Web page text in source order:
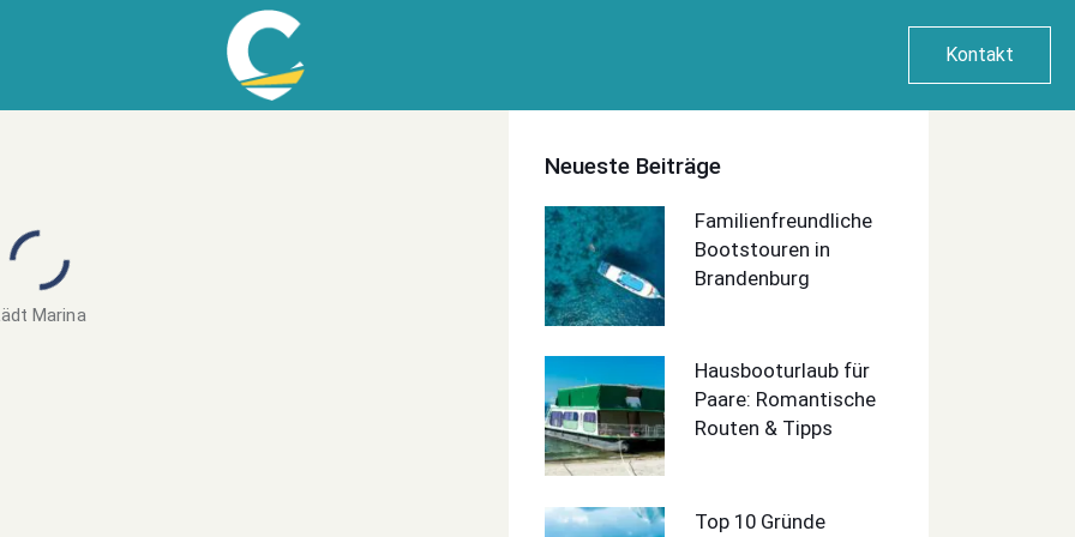
Kontakt
Marina
Neueste Beiträge
Familienfreundliche
Bootstouren in
Brandenburg
Hausbooturlaub für
Paare: Romantische
Routen & Tipps
Top 10 Gründe